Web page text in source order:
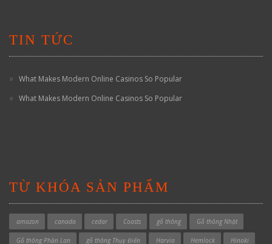
TIN TỨC
What Makes Modern Online Casinos So Popular
What Makes Modern Online Casinos So Popular
TỪ KHÓA SẢN PHẨM
amazon canada cedar Coasts gỗ thông Gỗ thông Nhật
Gỗ thông Phần Lan gỗ thông Thụy Điển Harvia Hemlock Hinoki